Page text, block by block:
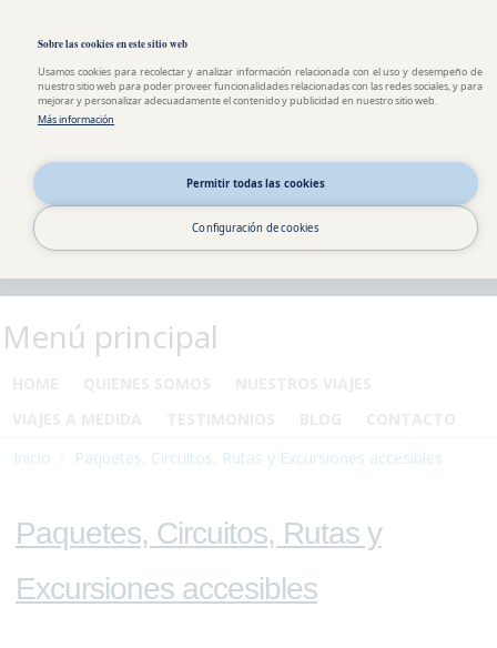
Sobre las cookies en este sitio web
Usamos cookies para recolectar y analizar información relacionada con el uso y desempeño de
nuestro sitio web para poder proveer funcionalidades relacionadas con las redes sociales, y para
mejorar y personalizar adecuadamente el contenido y publicidad en nuestro sitio web.
Más información
Permitir todas las cookies
Configuración de cookies
Menú principal
Inicio
Paquetes, Circuitos, Rutas y Excursiones accesibles
Paquetes, Circuitos, Rutas y
Excursiones accesibles